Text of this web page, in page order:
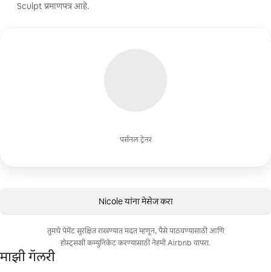
पर्सनल ट्रेनर
Sculpt प्रमाणपत्र आहे.
Nicole यांना मेसेज करा
तुमचे पेमेंट सुरक्षित राखण्यात मदत म्हणून, पैसे पाठवण्यासाठी आणि
होस्ट्सशी कम्युनिकेट करण्यासाठी नेहमी Airbnb वापरा.
माझी गॅलरी